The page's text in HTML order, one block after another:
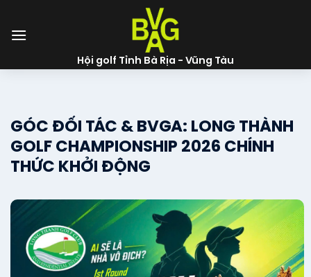
content
Hội golf Tỉnh Bà Rịa - Vũng Tàu
GÓC ĐỐI TÁC & BVGA: LONG THÀNH
GOLF CHAMPIONSHIP 2026 CHÍNH
THỨC KHỞI ĐỘNG